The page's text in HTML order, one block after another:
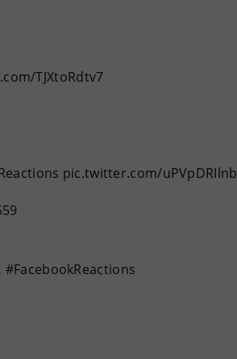
TJXtoRdtv7
pic.twitter.com/uPVpDRIlnb
#FacebookReactions